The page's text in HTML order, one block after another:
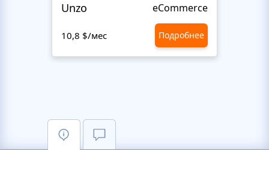
Unzo eCommerce
10,8 $/мес Подробнее